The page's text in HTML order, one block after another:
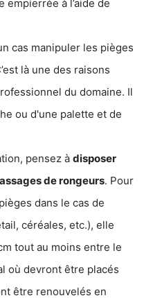
empierrée à l’aide de
cas manipuler les pièges
là une des raisons
du domaine. Il
ou d'une palette et de
pensez à disposer
de rongeurs. Pour
dans le cas de
céréales, etc.), elle
tout au moins entre le
où devront être placés
être renouvelés en